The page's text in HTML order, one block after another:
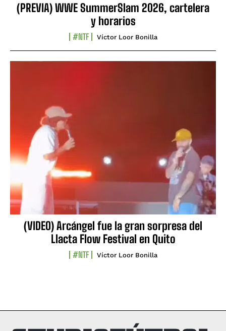
(PREVIA) WWE SummerSlam 2026, cartelera
y horarios
#NTF Víctor Loor Bonilla
(VIDEO) Arcángel fue la gran sorpresa del
Llacta Flow Festival en Quito
#NTF Víctor Loor Bonilla